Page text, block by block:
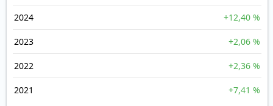
2024 +12,40 %
2023 +2,06 %
2022 +2,36 %
2021 +7,41 %